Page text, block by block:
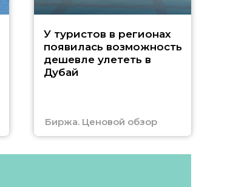
У туристов в регионах
появилась возможность
дешевле улететь в
Дубай
Биржа. Ценовой обзор